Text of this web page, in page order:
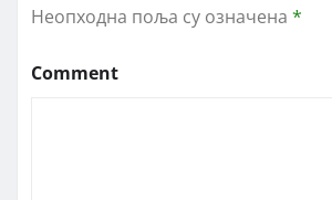
Неопходна поља су означена *
Comment